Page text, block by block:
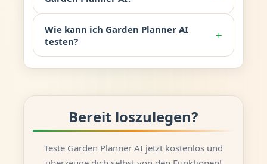
Wie kann ich Garden Planner AI
testen?
+
Bereit loszulegen?
Teste Garden Planner AI jetzt kostenlos und